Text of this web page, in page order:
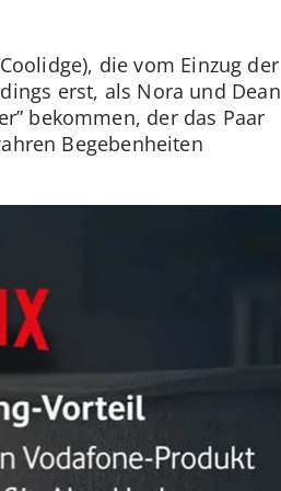
die vom Einzug der
erst, als Nora und Dean
bekommen, der das Paar
Begebenheiten